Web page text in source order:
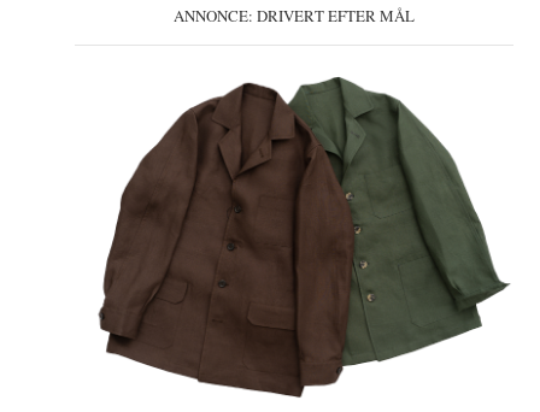
ANNONCE: DRIVERT EFTER MÅL